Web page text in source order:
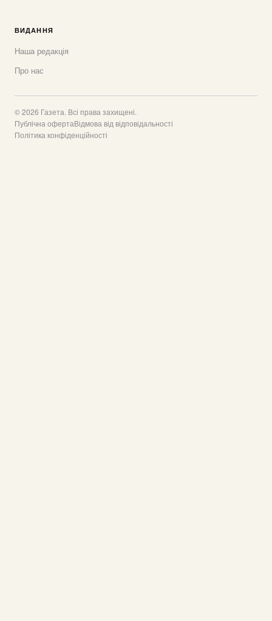
ВИДАННЯ
Наша редакція
Про нас
© 2026 Газета. Всі права захищені.
Публічна офертаВідмова від відповідальності
Політика конфіденційності